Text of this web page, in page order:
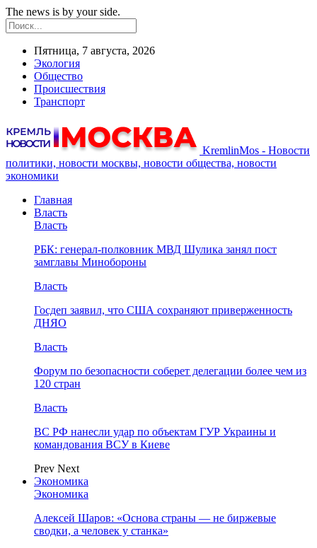
The news is by your side.
Пятница, 7 августа, 2026
Экология
Общество
Происшествия
Транспорт
KremlinMos - Новости
политики, новости москвы, новости общества, новости
экономики
Главная
Власть
Власть
РБК: генерал-полковник МВД Шулика занял пост
замглавы Минобороны
Власть
Госдеп заявил, что США сохраняют приверженность
ДНЯО
Власть
Форум по безопасности соберет делегации более чем из
120 стран
Власть
ВС РФ нанесли удар по объектам ГУР Украины и
командования ВСУ в Киеве
Prev Next
Экономика
Экономика
Алексей Шаров: «Основа страны — не биржевые
сводки, а человек у станка»